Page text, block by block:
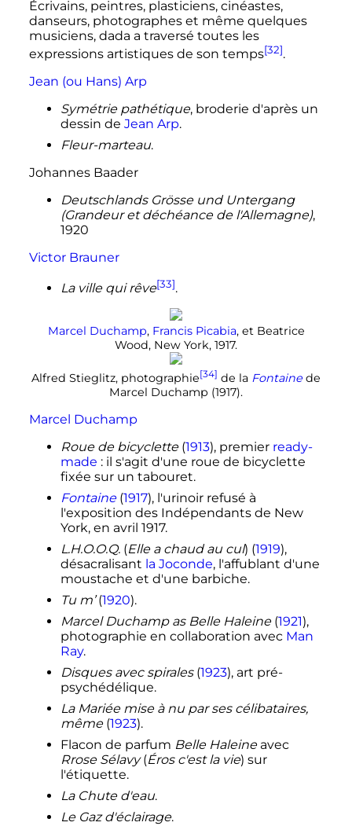
Écrivains, peintres, plasticiens, cinéastes,
danseurs, photographes et même quelques
musiciens, dada a traversé toutes les
expressions artistiques de son temps[32].
Jean (ou Hans) Arp
Symétrie pathétique, broderie d'après un
dessin de Jean Arp.
Fleur-marteau.
Johannes Baader
Deutschlands Grösse und Untergang
(Grandeur et déchéance de l'Allemagne),
1920
Victor Brauner
La ville qui rêve[33].
Marcel Duchamp, Francis Picabia, et Beatrice
Wood, New York, 1917.
Alfred Stieglitz, photographie[34] de la Fontaine de
Marcel Duchamp (1917).
Marcel Duchamp
Roue de bicyclette(1913), premier ready-
made : il s'agit d'une roue de bicyclette
fixée sur un tabouret.
Fontaine(1917), l'urinoir refusé à
l'exposition des Indépendants de New
York, en avril 1917.
L.H.O.O.Q.(Elle a chaud au cul) (1919),
désacralisant la Joconde, l'affublant d'une
moustache et d'une barbiche.
Tu m’(1920).
Marcel Duchamp as Belle Haleine(1921),
photographie en collaboration avec Man
Ray.
Disques avec spirales(1923), art pré-
psychédélique.
La Mariée mise à nu par ses célibataires,
même(1923).
Flacon de parfum Belle Haleineavec
Rrose Sélavy(Éros c'est la vie) sur
l'étiquette.
La Chute d'eau.
Le Gaz d'éclairage.